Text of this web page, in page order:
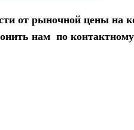
от рыноч­ной цены на
нам по